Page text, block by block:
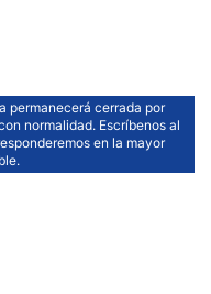
permanecerá cerrada por
normalidad. Escríbenos al
en la mayor